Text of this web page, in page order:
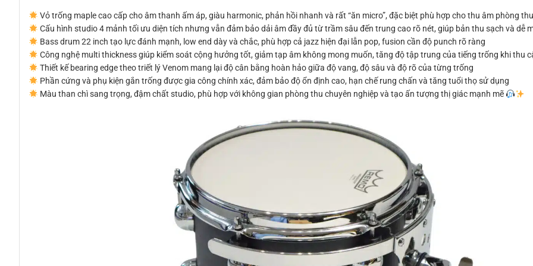
Vỏ trống maple cao cấp cho âm thanh ấm áp, giàu harmonic, phản hồi nhanh và rất “ăn micro”, đặc biệt phù hợp cho thu âm phòng
Cấu hình studio 4 mảnh tối ưu diện tích nhưng vẫn đảm bảo dải âm đầy đủ từ trầm sâu đến trung cao rõ nét, giúp bản thu sạch và dễ
Bass drum 22 inch tạo lực đánh mạnh, low end dày và chắc, phù hợp cả jazz hiện đại lẫn pop, fusion cần độ punch rõ ràng
Công nghệ multi thickness giúp kiểm soát cộng hưởng tốt, giảm tạp âm không mong muốn, tăng độ tập trung của tiếng trống khi thu
Thiết kế bearing edge theo triết lý Venom mang lại độ cân bằng hoàn hảo giữa độ vang, độ sâu và độ rõ của từng trống
Phần cứng và phụ kiện gắn trống được gia công chính xác, đảm bảo độ ổn định cao, hạn chế rung chấn và tăng tuổi thọ sử dụng
Màu than chì sang trọng, đậm chất studio, phù hợp với không gian phòng thu chuyên nghiệp và tạo ấn tượng thị giác mạnh mẽ